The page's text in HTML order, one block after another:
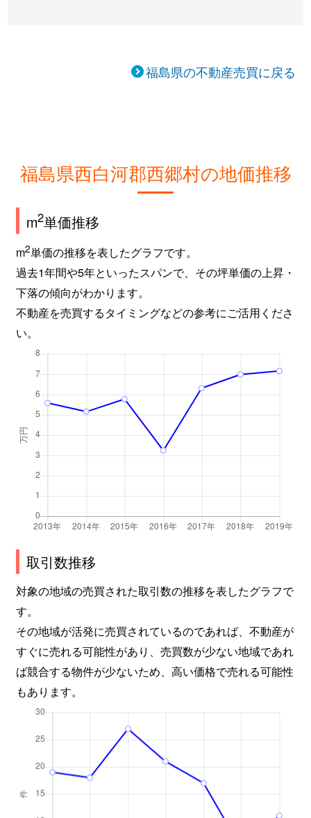
福島県の不動産売買に戻る
福島県西白河郡西郷村の地価推移
m2単価推移
m2単価の推移を表したグラフです。
過去1年間や5年といったスパンで、その坪単価の上昇・
下落の傾向がわかります。
不動産を売買するタイミングなどの参考にご活用くださ
い。
取引数推移
対象の地域の売買された取引数の推移を表したグラフで
す。
その地域が活発に売買されているのであれば、不動産が
すぐに売れる可能性があり、売買数が少ない地域であれ
ば競合する物件が少ないため、高い価格で売れる可能性
もあります。